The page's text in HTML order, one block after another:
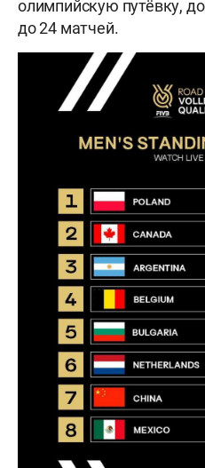
олимпийскую путёвку,
до 24 матчей.